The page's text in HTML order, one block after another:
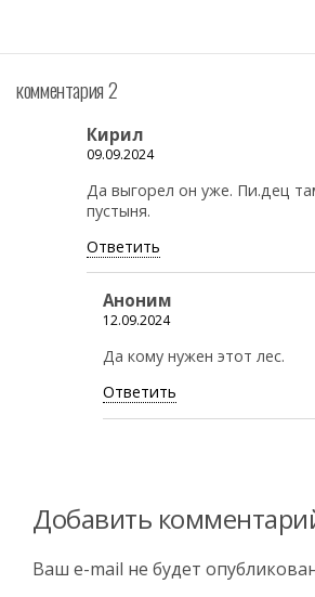
комментария 2
Кирил
09.09.2024
Да выгорел он уже. Пи.дец
пустыня.
Ответить
Аноним
12.09.2024
Да кому нужен этот лес.
Ответить
Добавить
Ваш e-mail не будет